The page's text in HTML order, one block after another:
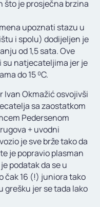
što je prosječna brzina
upoznati stazu u
i spolu) dodijeljen je
od 1,5 sata. Ove
su natjecateljima jer je
do 15 ⁰C.
Okmažić osvojivši
sa zaostatkom
Pedersenom
+ uvodni
je sve brže tako da
je popravio plasman
podatak da se u
čak 16 (!) juniora tako
grešku jer se tada lako